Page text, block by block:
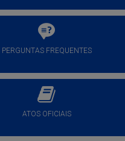
PERGUNTAS FREQUENTES
ATOS OFICIAIS